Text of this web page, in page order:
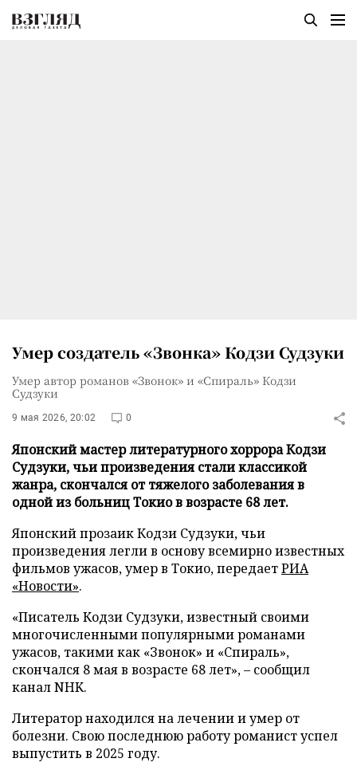
Умер создатель «Звонка» Кодзи Судзуки
Умер автор романов «Звонок» и «Спираль» Кодзи
Судзуки
9 мая 2026, 20:02 0
Японский мастер литературного хоррора Кодзи
Судзуки, чьи произведения стали классикой
жанра, скончался от тяжелого заболевания в
одной из больниц Токио в возрасте 68 лет.
Японский прозаик Кодзи Судзуки, чьи
произведения легли в основу всемирно известных
фильмов ужасов, умер в Токио, передаетРИА
«Новости».
«Писатель Кодзи Судзуки, известный своими
многочисленными популярными романами
ужасов, такими как «Звонок» и «Спираль»,
скончался 8 мая в возрасте 68 лет», – сообщил
канал NHK.
Литератор находился на лечении и умер от
болезни. Свою последнюю работу романист успел
выпустить в 2025 году.